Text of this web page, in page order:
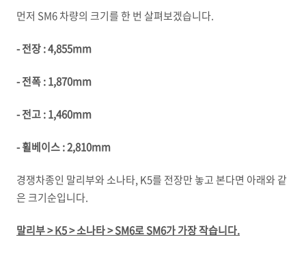
먼저 SM6 차량의 크기를 한 번 살펴보겠습니다.
- 전장 : 4,855mm
- 전폭 : 1,870mm
- 전고 : 1,460mm
- 휠베이스 : 2,810mm
경쟁차종인 말리부와 소나타, K5를 전장만 놓고 본다면 아래와 같
은 크기순입니다.
말리부 > K5 > 소나타 > SM6로 SM6가 가장 작습니다.